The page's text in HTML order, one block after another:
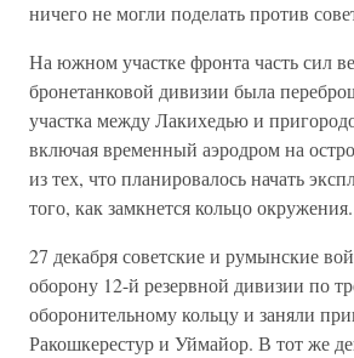
ничего не могли поделать против
На южном участке фронта часть сил
бронетанковой дивизии была
участка между Лакихедью и
включая временный аэродром на
из тех, что планировалось начать
того, как замкнется кольцо окружения.
27 декабря советские и румынские
оборону 12-й резервной дивизии по
оборонительному кольцу и заняли
Ракошкерестур и Уймайор. В тот же